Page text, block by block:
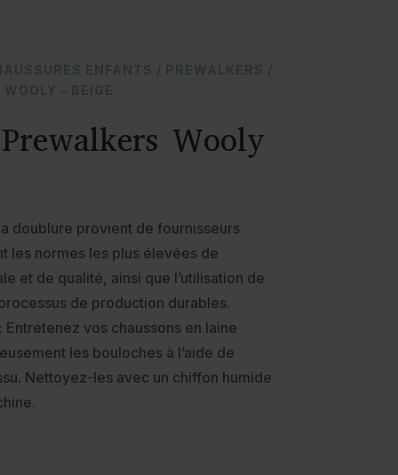
ENFANTS / PRÉWALKERS /
– BEIGE
Wooly
doublure provient de fournisseurs
les normes les plus élevées de
et de qualité, ainsi que l’utilisation de
de production durables.
Entretenez vos chaussons en laine
les bouloches à l’aide de
Nettoyez-les avec un chiffon humide